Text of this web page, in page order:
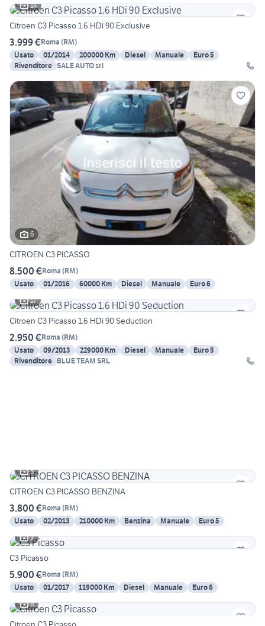
14
Citroen C3 Picasso 1.6 HDi 90 Exclusive
3.999 €Roma (RM)
Usato
01/2014 200000 Km Diesel Manuale
Euro 5
Rivenditore SALE AUTO srl
6
CITROEN C3 PICASSO
8.500 €Roma (RM)
Usato
01/2016 60000 Km Diesel Manuale
Euro 6
17
Citroen C3 Picasso 1.6 HDi 90 Seduction
2.950 €Roma (RM)
Usato
09/2013 229000 Km Diesel Manuale
Euro 5
Rivenditore BLUE TEAM SRL
5
CITROEN C3 PICASSO BENZINA
3.800 €Roma (RM)
Usato
02/2013 210000 Km Benzina Manuale
Euro 5
3
C3 Picasso
5.900 €Roma (RM)
Usato
01/2017 119000 Km Diesel Manuale
Euro 6
6